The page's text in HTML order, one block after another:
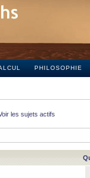
PHILOSOPHIE
les sujets actifs